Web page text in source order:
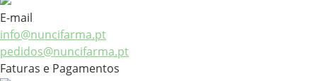
E-mail
info@nuncifarma.pt
pedidos@nuncifarma.pt
Faturas e Pagamentos